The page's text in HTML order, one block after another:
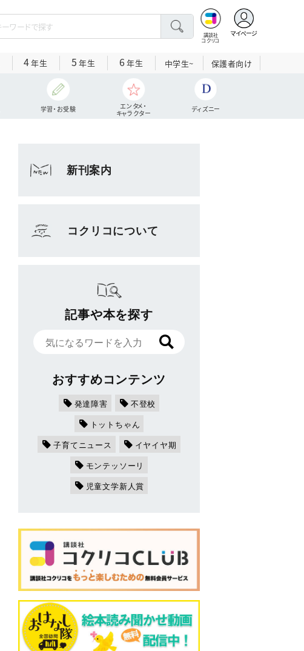
講談社
コクリコ
マイページ
4年生 5 年生 6 年生 中学生~ 保護者向け
学習・お受験
エンタメ・
キャラクター
ディズニー
新刊案内
コクリコについて
記事や本を探す
おすすめコンテンツ
発達障害
不登校
トットちゃん
子育てニュース
イヤイヤ期
モンテッソーリ
児童文学新人賞